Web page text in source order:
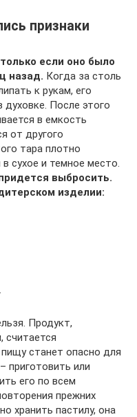
признаки
если оно было
назад. Когда за столь
к рукам, его
После этого
в емкость
от другого
тара плотно
сухое и темное место.
выбросить.
изделии:
Продукт,
считается
станет опасно для
приготовить или
его по всем
прежних
хранить пастилу, она